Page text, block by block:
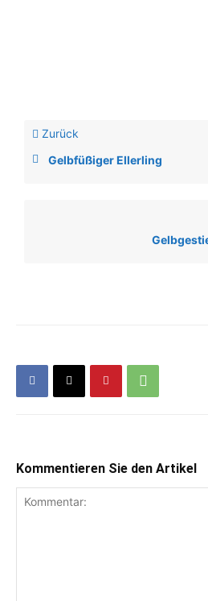
Zurück
Gelbfüßiger Ellerling
Kommentieren Sie den Artikel